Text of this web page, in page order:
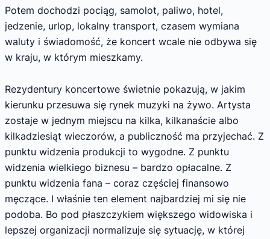
Potem dochodzi pociąg, samolot, paliwo, hotel,
jedzenie, urlop, lokalny transport, czasem wymiana
waluty i świadomość, że koncert wcale nie odbywa się
w kraju, w którym mieszkamy.
Rezydentury koncertowe świetnie pokazują, w jakim
kierunku przesuwa się rynek muzyki na żywo. Artysta
zostaje w jednym miejscu na kilka, kilkanaście albo
kilkadziesiąt wieczorów, a publiczność ma przyjechać. Z
punktu widzenia produkcji to wygodne. Z punktu
widzenia wielkiego biznesu – bardzo opłacalne. Z
punktu widzenia fana – coraz częściej finansowo
męczące. I właśnie ten element najbardziej mi się nie
podoba. Bo pod płaszczykiem większego widowiska i
lepszej organizacji normalizuje się sytuację, w której